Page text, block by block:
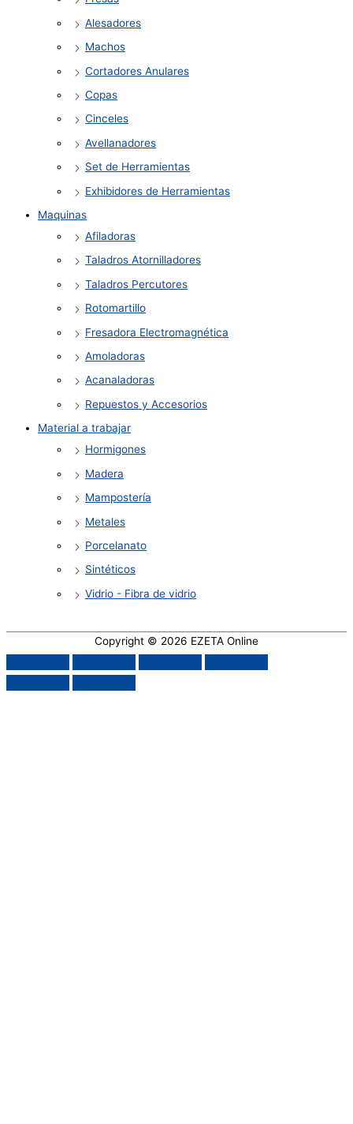
Alesadores
Machos
Cortadores Anulares
Copas
Cinceles
Avellanadores
Set de Herramientas
Exhibidores de Herramientas
Maquinas
Afiladoras
Taladros Atornilladores
Taladros Percutores
Rotomartillo
Fresadora Electromagnética
Amoladoras
Acanaladoras
Repuestos y Accesorios
Material a trabajar
Hormigones
Madera
Mampostería
Metales
Porcelanato
Sintéticos
Vidrio - Fibra de vidrio
Copyright © 2026 EZETA Online